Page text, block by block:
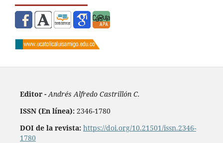
Editor - Andrés Alfredo Castrillón C.
ISSN (En línea): 2346-1780
DOI de la revista: https://doi.org/10.21501/issn.2346-
1780